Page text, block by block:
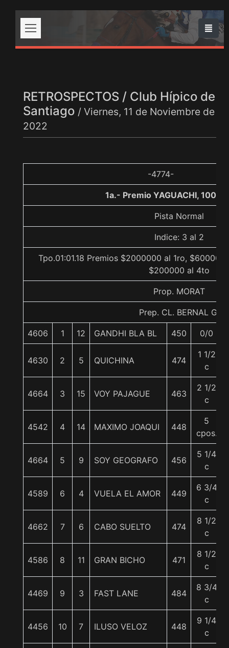
RETROSPECTOS / Club Hípico de
Santiago / Viernes, 11 de Noviembre de
2022
-4774-
1a.- Premio YAGUACHI, 1000
Pista Normal
Indice: 3 al 2
Tpo.01:01.18 Premios $2000000 al 1ro,
$200000 al 4to
Prop. MORAT
Prep. CL. BERNAL G.
4606 1 12 GANDHI BLA BL 450 0/0
4630 2 5 QUICHINA 474
1 1/2
c
4664 3 15 VOY PAJAGUE 463
2 1/2
c
4542 4 14 MAXIMO JOAQUI 448
5
cpos.
4664 5 9 SOY GEOGRAFO 456
5 1/4
c
4589 6 4 VUELA EL AMOR 449
6 3/4
c
4662 7 6 CABO SUELTO 474
8 1/2
c
4586 8 11 GRAN BICHO 471
8 1/2
c
4469 9 3 FAST LANE 484
8 3/4
c
4456 10 7 ILUSO VELOZ 448
9 1/4
c